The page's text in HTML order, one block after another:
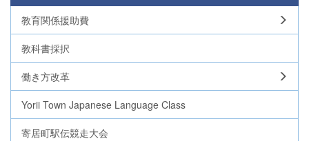
教育関係援助費
教科書採択
働き方改革
Yorii Town Japanese Language Class
寄居町駅伝競走大会